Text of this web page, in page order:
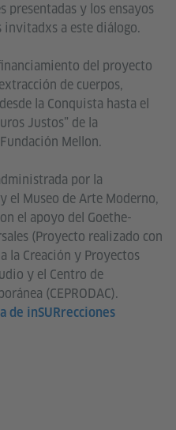
presentadas y los ensayos
a este diálogo.
del proyecto
de cuerpos,
la Conquista hasta el
Justos” de la
Mellon.
por la
el Museo de Arte Moderno,
el apoyo del Goethe-
(Proyecto realizado con
la Creación y Proyectos
y el Centro de
(CEPRODAC).
de inSURrecciones